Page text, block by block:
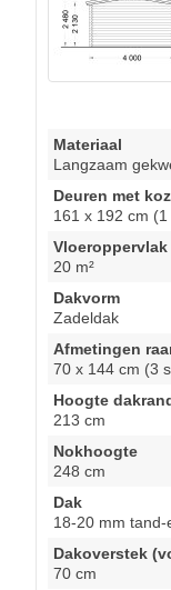
Materiaal
Langzaam
Deuren met
161 x 192 cm (1
Vloeroppervlak
20 m²
Dakvorm
Zadeldak
Afmetingen
70 x 144 cm (3
Hoogte
213 cm
Nokhoogte
248 cm
Dak
18-20 mm
Dakoverstek
70 cm